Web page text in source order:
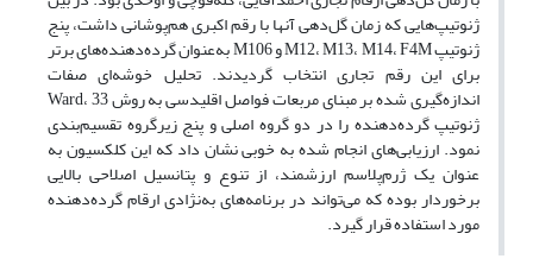
ژنوتیپ‌هایی که زمان گل‌دهی آنها با رقم اکبری هم‌پوشانی داشت، پنج
ژنوتیپ M12، M13، M14، F4M و M106 به‌عنوان گرده‌دهنده‌های برتر
برای این رقم تجاری انتخاب گردیدند. تحلیل خوشه‌ای صفات
اندازه‌گیری شده بر مبنای مربعات فواصل اقلیدسی به روش Ward، 33
ژنوتیپ گرده‌دهنده‌ را در دو گروه اصلی و پنج زیرگروه تقسیم‌بندی
نمود. ارزیابی‌های انجام شده به خوبی نشان داد که این کلکسیون به
عنوان یک ژرم‌پلاسم ارزشمند، از تنوع و پتانسیل اصلاحی بالایی
برخوردار بوده که می‌تواند در برنامه‌های به‌نژادی ارقام گرده‌دهنده
مورد استفاده قرار گیرد.